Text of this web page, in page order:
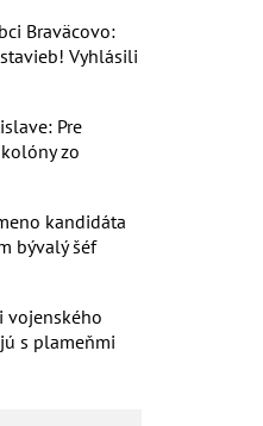
Braväcovo:
Vyhlásili
Pre
zo
kandidáta
bývalý šéf
vojenského
s plameňmi